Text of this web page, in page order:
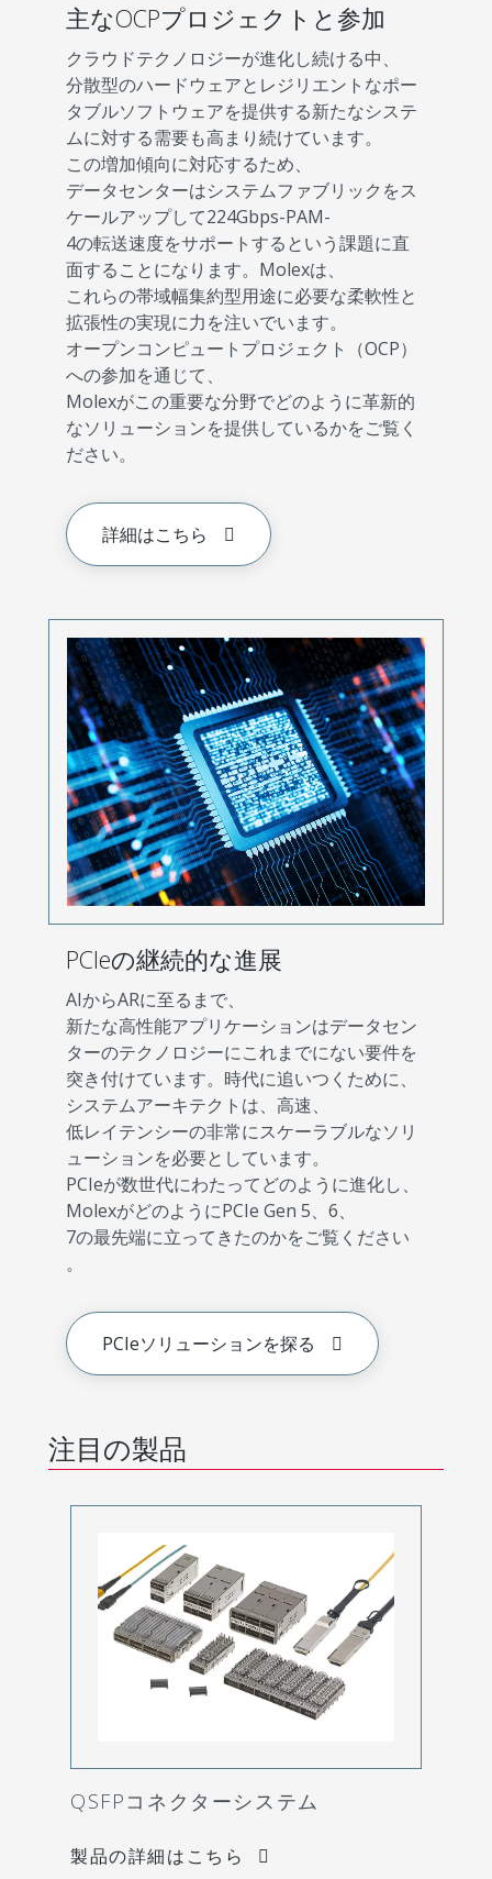
主なOCPプロジェクトと参加
クラウドテクノロジーが進化し続ける中、
分散型のハードウェアとレジリエントなポー
タブルソフトウェアを提供する新たなシステ
ムに対する需要も高まり続けています。
この増加傾向に対応するため、
データセンターはシステムファブリックをス
ケールアップして224Gbps-PAM-
4の転送速度をサポートするという課題に直
面することになります。Molexは、
これらの帯域幅集約型用途に必要な柔軟性と
拡張性の実現に力を注いでいます。
オープンコンピュートプロジェクト（OCP）
への参加を通じて、
Molexがこの重要な分野でどのように革新的
なソリューションを提供しているかをご覧く
ださい。
詳細はこちら
PCIeの継続的な進展
AIからARに至るまで、
新たな高性能アプリケーションはデータセン
ターのテクノロジーにこれまでにない要件を
突き付けています。時代に追いつくために、
システムアーキテクトは、高速、
低レイテンシーの非常にスケーラブルなソリ
ューションを必要としています。
PCIeが数世代にわたってどのように進化し、
MolexがどのようにPCIe Gen 5、6、
7の最先端に立ってきたのかをご覧ください
。
PCIeソリューションを探る
注目の製品
QSFPコネクターシステム
製品の詳細はこちら